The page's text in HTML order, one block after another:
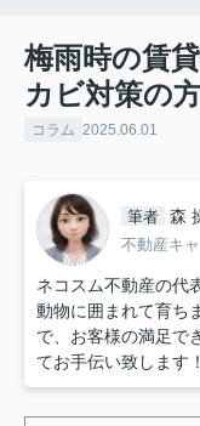
梅雨時の賃
カビ対策の
コラム 2025.06.01
筆者 森
不動産キ
ネコスム不動産の代
動物に囲まれて育ち
で、お客様の満足で
てお手伝い致します！